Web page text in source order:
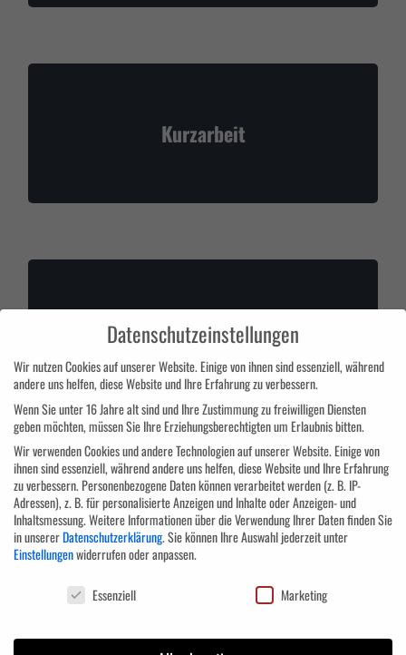
Kurzarbeit
Qualifizierungschancengesetz
Berufliche Rehabilition
Datenschutzeinstellungen
Wir nutzen Cookies auf unserer Website. Einige von ihnen sind essenziell, während
andere uns helfen, diese Website und Ihre Erfahrung zu verbessern.
Wenn Sie unter 16 Jahre alt sind und Ihre Zustimmung zu freiwilligen Diensten
geben möchten, müssen Sie Ihre Erziehungsberechtigten um Erlaubnis bitten.
Wir verwenden Cookies und andere Technologien auf unserer Website. Einige von
ihnen sind essenziell, während andere uns helfen, diese Website und Ihre Erfahrung
zu verbessern. Personenbezogene Daten können verarbeitet werden (z. B. IP-
Adressen), z. B. für personalisierte Anzeigen und Inhalte oder Anzeigen- und
Inhaltsmessung.Weitere Informationen über die Verwendung Ihrer Daten finden Sie
in unsererDatenschutzerklärung.Sie können Ihre Auswahl jederzeit unter
Einstellungenwiderrufen oder anpassen.
Datenschutzeinstellungen
Essenziell Marketing